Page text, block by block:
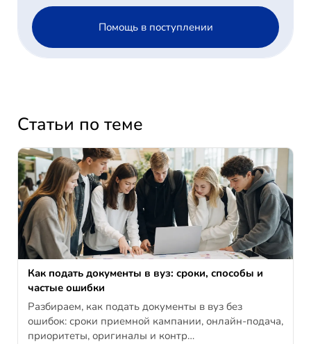
Помощь в поступлении
Статьи по теме
Как подать документы в вуз: сроки, способы и
частые ошибки
Разбираем, как подать документы в вуз без
ошибок: сроки приемной кампании, онлайн-подача,
приоритеты, оригиналы и контр…